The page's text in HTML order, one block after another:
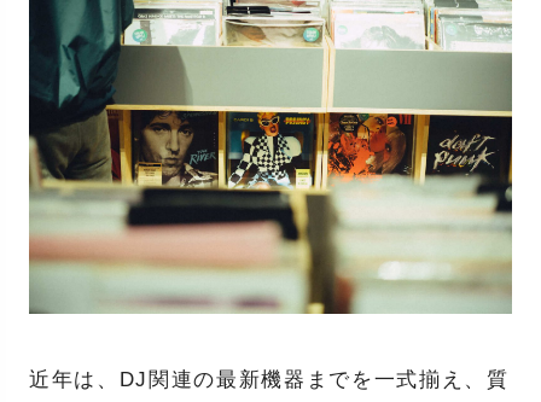
近年は、DJ関連の最新機器までを一式揃え、質